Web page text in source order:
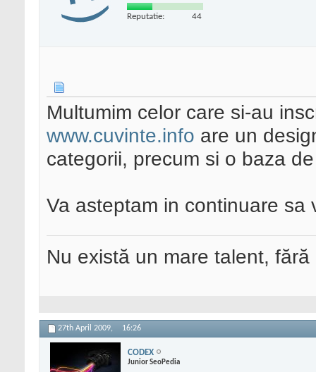
Reputatie: 44
Multumim celor care si-au
www.cuvinte.info are un
categorii, precum si o baza
Va asteptam in continuare sa
Nu există un mare talent,
27th April 2009, 16:26
CODEX
Junior SeoPedia